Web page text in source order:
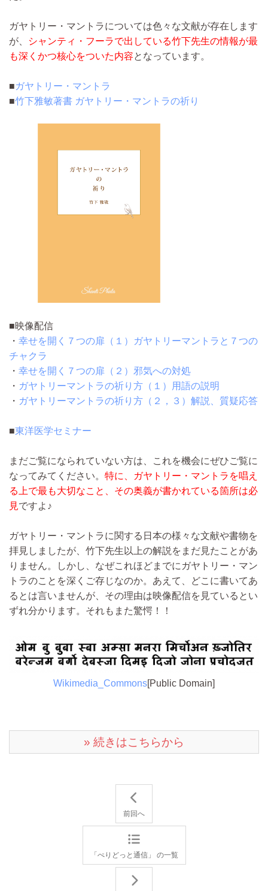
ガヤトリー・マントラについては色々な文献が存在します
が、
シャンティ・フーラで出している竹下先生の情報が最
も深くかつ核心をついた内容となっています。
■ガヤトリー・マントラ
■竹下雅敏著書 ガヤトリー・マントラの祈り
■映像配信
・ 幸せを開く７つの扉（１）ガヤトリーマントラと７つの
チャクラ
・ 幸せを開く７つの扉（２）邪気への対処
・ ガヤトリーマントラの祈り方（１）用語の説明
・ ガヤトリーマントラの祈り方（２，３）解説、質疑応答
■東洋医学セミナー
まだご覧になられていない方は、これを機会にぜひご覧に
なってみてください。 特に、ガヤトリー・マントラを唱え
る上で最も大切なこと、その奥義が書かれている箇所は必
見ですよ♪
ガヤトリー・マントラに関する日本の様々な文献や書物を
拝見しましたが、竹下先生以上の解説をまだ見たことがあ
りません。しかし、なぜこれほどまでにガヤトリー・マン
トラのことを深くご存じなのか。あえて、どこに書いてあ
るとは言いませんが、その理由は映像配信を見ているとい
ずれ分かります。それもまた驚愕！！
Wikimedia_Commons[Public Domain]
» 続きはこちらから
前回へ
「ぺりどっと通信」 の一覧